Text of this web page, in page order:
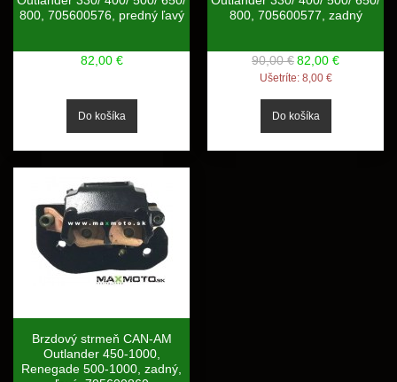
800, 705600576, predný ľavý
82,00 €
800, 705600577, zadný
90,00 €82,00 €
Ušetríte: 8,00 €
Brzdový strmeň CAN-AM
Outlander 450-1000,
Renegade 500-1000, zadný,